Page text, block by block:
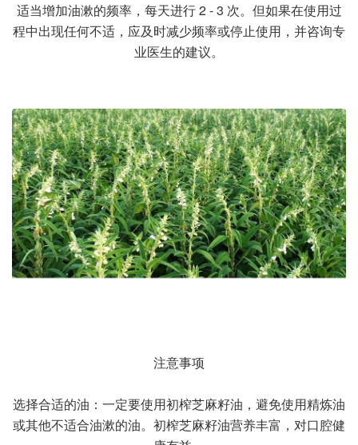
适当增加油漱的频率，每天进行 2 - 3 次。但如果在使用过
程中出现任何不适，应及时减少频率或停止使用，并咨询专
业医生的建议。
注意事项
选择合适的油：一定要使用初榨芝麻籽油，避免使用精炼油
或其他不适合油漱的油。初榨芝麻籽油营养丰富，对口腔健